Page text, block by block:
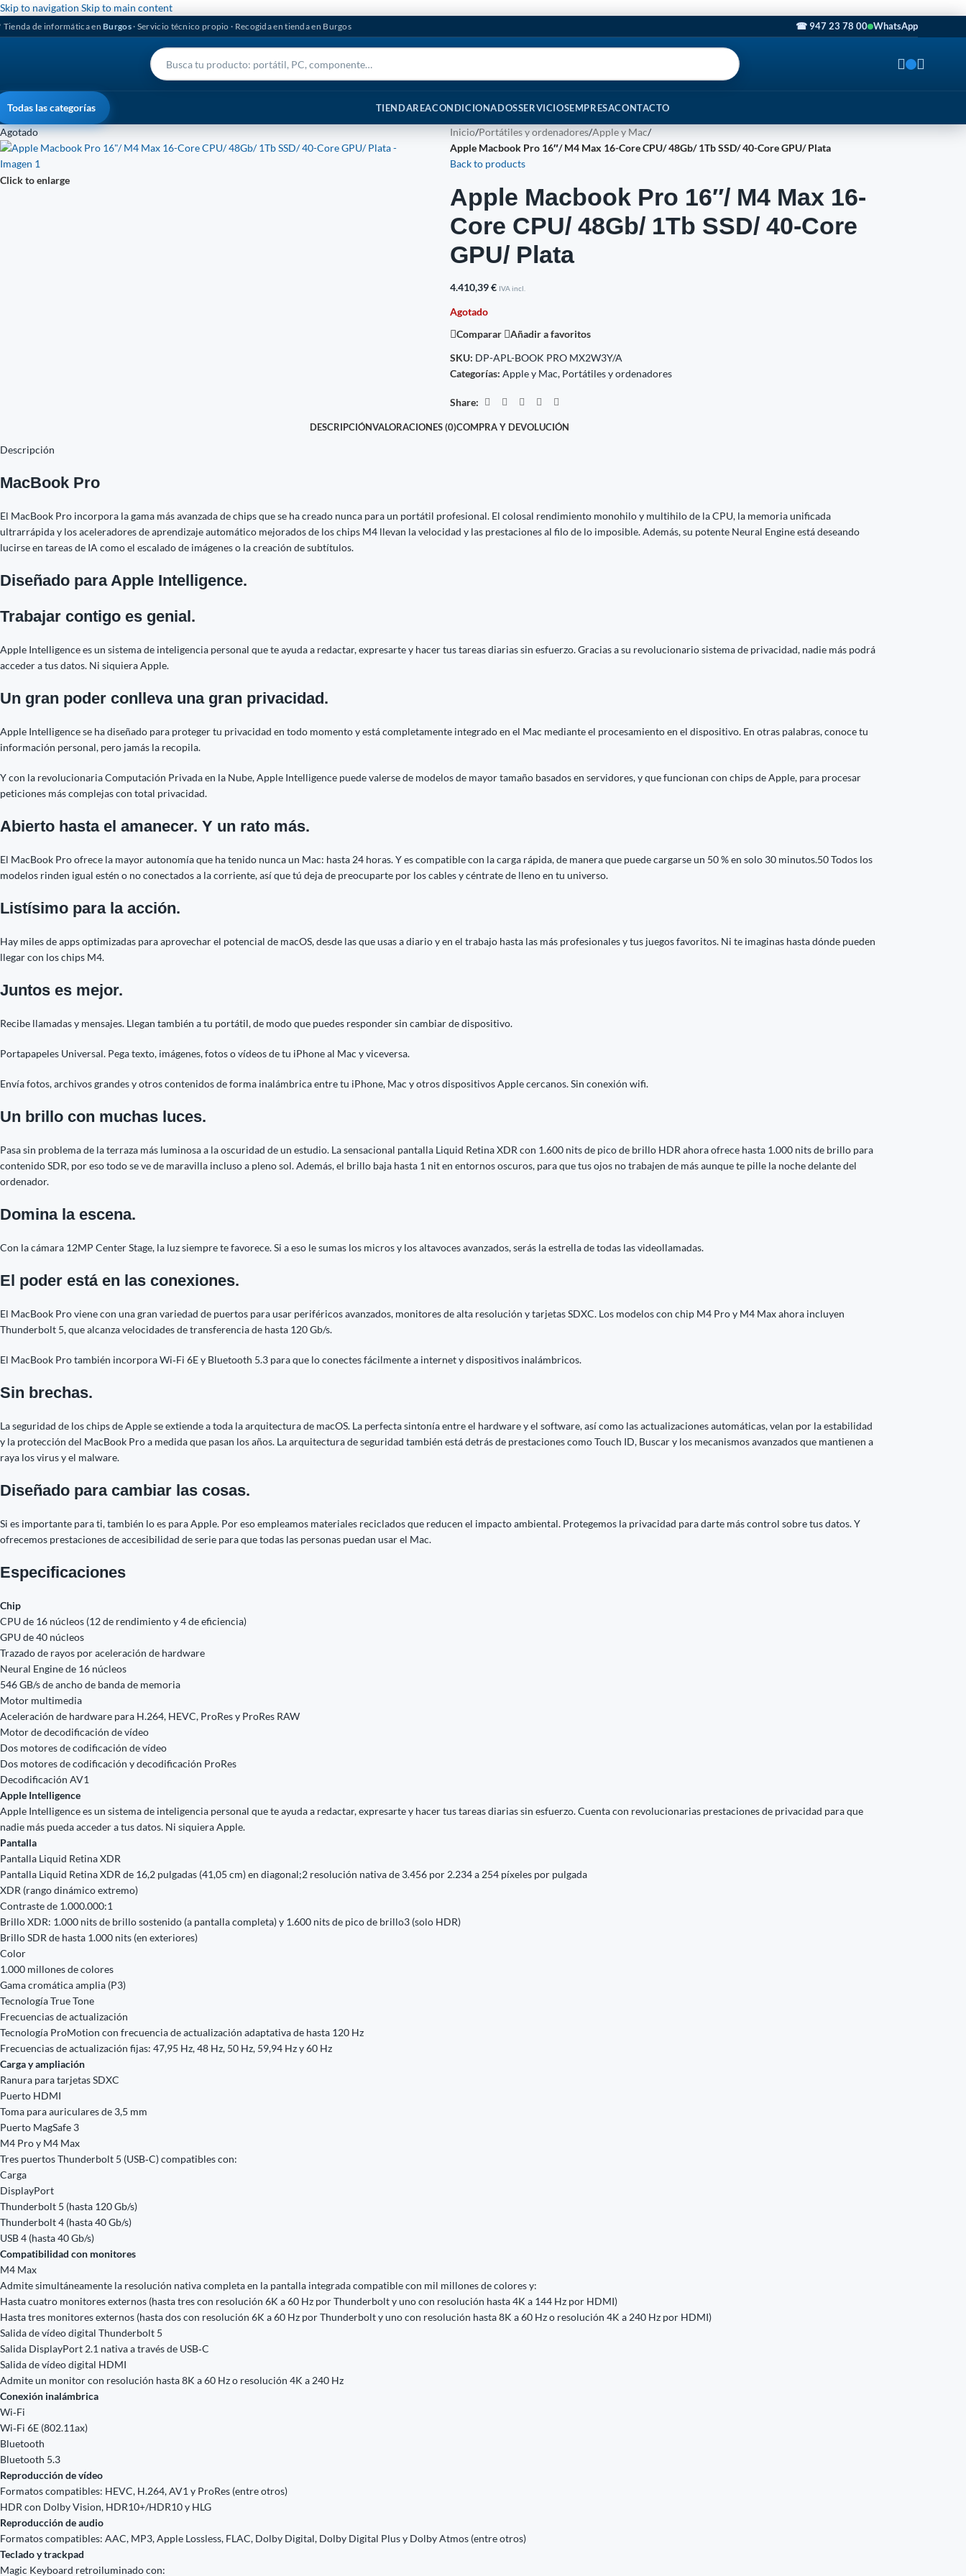
Skip to navigation Skip to main content
Tienda de informática en Burgos· Servicio técnico propio · Recogida en tienda en Burgos ☎ 947 23 78 00 WhatsApp
Todas las categorías TIENDAREACONDICIONADOSSERVICIOSEMPRESACONTACTO
Agotado
Click to enlarge
Inicio/Portátiles y ordenadores/Apple y Mac/
Apple Macbook Pro 16″/ M4 Max 16-Core CPU/ 48Gb/ 1Tb SSD/ 40-Core GPU/ Plata
Back to products
Apple Macbook Pro 16″/ M4 Max 16-
Core CPU/ 48Gb/ 1Tb SSD/ 40-Core
GPU/ Plata
4.410,39€ IVA incl.
Agotado
Comparar
Añadir a favoritos
SKU: DP-APL-BOOK PRO MX2W3Y/A
Categorías: Apple y Mac, Portátiles y ordenadores
Share:
DESCRIPCIÓNVALORACIONES (0)COMPRA Y DEVOLUCIÓN
Descripción
MacBook Pro
El MacBook Pro incorpora la gama más avanzada de chips que se ha creado nunca para un portátil profesional. El colosal rendi­miento monohilo y multihilo de la CPU, la memoria unificada
ultrarrápida y los aceleradores de aprendizaje automático mejorados de los chips M4 llevan la velocidad y las prestaciones al filo de lo imposible. Además, su potente Neural Engine está deseando
lucirse en tareas de IA como el escalado de imágenes o la creación de subtítulos.
Diseñado para Apple Intelligence.
Trabajar contigo es genial.
Apple Intelligence es un sistema de inteligencia personal que te ayuda a redactar, expresarte y hacer tus tareas diarias sin esfuerzo. Gracias a su revolucionario sistema de privacidad, nadie más podrá
acceder a tus datos. Ni siquiera Apple.
Un gran poder conlleva una gran privacidad.
Apple Intelligence se ha diseñado para proteger tu privacidad en todo momento y está completamente integrado en el Mac mediante el procesamiento en el dispositivo. En otras palabras, conoce tu
información personal, pero jamás la recopila.
Y con la revolucionaria Computación Privada en la Nube, Apple Intelligence puede valerse de modelos de mayor tamaño basados en servidores, y que funcionan con chips de Apple, para procesar
peticiones más complejas con total privacidad.
Abierto hasta el amanecer. Y un rato más.
El MacBook Pro ofrece la mayor autonomía que ha tenido nunca un Mac: hasta 24 horas. Y es compatible con la carga rápida, de manera que puede cargarse un 50 % en solo 30 minutos.50 Todos los
modelos rinden igual estén o no conectados a la corriente, así que tú deja de preocuparte por los cables y céntrate de lleno en tu universo.
Listísimo para la acción.
Hay miles de apps optimizadas para aprovechar el potencial de macOS, desde las que usas a diario y en el trabajo hasta las más profesionales y tus juegos favoritos. Ni te imaginas hasta dónde pueden
llegar con los chips M4.
Juntos es mejor.
Recibe llamadas y mensajes. Llegan también a tu portátil, de modo que puedes responder sin cambiar de dispositivo.
Portapapeles Universal. Pega texto, imágenes, fotos o vídeos de tu iPhone al Mac y viceversa.
Envía fotos, archivos grandes y otros contenidos de forma inalámbrica entre tu iPhone, Mac y otros dispositivos Apple cercanos. Sin conexión wifi.
Un brillo con muchas luces.
Pasa sin problema de la terraza más luminosa a la oscuridad de un estudio. La sensacional pantalla Liquid Retina XDR con 1.600 nits de pico de brillo HDR ahora ofrece hasta 1.000 nits de brillo para
contenido SDR, por eso todo se ve de maravilla incluso a pleno sol. Además, el brillo baja hasta 1 nit en entornos oscuros, para que tus ojos no trabajen de más aunque te pille la noche delante del
ordenador.
Domina la escena.
Con la cámara 12MP Center Stage, la luz siempre te favorece. Si a eso le sumas los micros y los altavoces avanzados, serás la estrella de todas las videollamadas.
El poder está en las conexiones.
El MacBook Pro viene con una gran variedad de puertos para usar periféricos avanzados, monitores de alta resolución y tarjetas SDXC. Los modelos con chip M4 Pro y M4 Max ahora incluyen
Thunderbolt 5, que alcanza velocidades de transferencia de hasta 120 Gb/s.
El MacBook Pro también incorpora Wi‑Fi 6E y Bluetooth 5.3 para que lo conectes fácilmente a internet y dispositivos inalámbricos.
Sin brechas.
La seguridad de los chips de Apple se extiende a toda la arquitectura de macOS. La perfecta sintonía entre el hardware y el software, así como las actualizaciones automáticas, velan por la estabilidad
y la protección del MacBook Pro a medida que pasan los años. La arquitectura de seguridad también está detrás de prestaciones como Touch ID, Buscar y los mecanismos avanzados que mantienen a
raya los virus y el malware.
Diseñado para cambiar las cosas.
Si es importante para ti, también lo es para Apple. Por eso empleamos materiales reciclados que reducen el impacto ambiental. Protegemos la privacidad para darte más control sobre tus datos. Y
ofrecemos prestaciones de accesibilidad de serie para que todas las personas puedan usar el Mac.
Especificaciones
Chip
CPU de 16 núcleos (12 de rendimiento y 4 de eficiencia)
GPU de 40 núcleos
Trazado de rayos por aceleración de hardware
Neural Engine de 16 núcleos
546 GB/s de ancho de banda de memoria
Motor multimedia
Aceleración de hardware para H.264, HEVC, ProRes y ProRes RAW
Motor de decodificación de vídeo
Dos motores de codificación de vídeo
Dos motores de codificación y decodificación ProRes
Decodificación AV1
Apple Intelligence
Apple Intelligence es un sistema de inteligencia personal que te ayuda a redactar, expresarte y hacer tus tareas diarias sin esfuerzo. Cuenta con revolucionarias prestaciones de privacidad para que
nadie más pueda acceder a tus datos. Ni siquiera Apple.
Pantalla
Pantalla Liquid Retina XDR
Pantalla Liquid Retina XDR de 16,2 pulgadas (41,05 cm) en diagonal;2 resolución nativa de 3.456 por 2.234 a 254 píxeles por pulgada
XDR (rango dinámico extremo)
Contraste de 1.000.000:1
Brillo XDR: 1.000 nits de brillo sostenido (a pantalla completa) y 1.600 nits de pico de brillo3 (solo HDR)
Brillo SDR de hasta 1.000 nits (en exteriores)
Color
1.000 millones de colores
Gama cromática amplia (P3)
Tecnología True Tone
Frecuencias de actualización
Tecnología ProMotion con frecuencia de actualización adaptativa de hasta 120 Hz
Frecuencias de actualización fijas: 47,95 Hz, 48 Hz, 50 Hz, 59,94 Hz y 60 Hz
Carga y ampliación
Ranura para tarjetas SDXC
Puerto HDMI
Toma para auriculares de 3,5 mm
Puerto MagSafe 3
M4 Pro y M4 Max
Tres puertos Thunderbolt 5 (USB‑C) compatibles con:
Carga
DisplayPort
Thunderbolt 5 (hasta 120 Gb/s)
Thunderbolt 4 (hasta 40 Gb/s)
USB 4 (hasta 40 Gb/s)
Compati­bilidad con monitores
M4 Max
Admite simultáneamente la resolución nativa completa en la pantalla integrada compatible con mil millones de colores y:
Hasta cuatro monitores externos (hasta tres con resolución 6K a 60 Hz por Thunderbolt y uno con resolución hasta 4K a 144 Hz por HDMI)
Hasta tres monitores externos (hasta dos con resolución 6K a 60 Hz por Thunderbolt y uno con resolución hasta 8K a 60 Hz o resolución 4K a 240 Hz por HDMI)
Salida de vídeo digital Thunderbolt 5
Salida DisplayPort 2.1 nativa a través de USB‑C
Salida de vídeo digital HDMI
Admite un monitor con resolución hasta 8K a 60 Hz o resolución 4K a 240 Hz
Conexión inalámbrica
Wi‑Fi
Wi‑Fi 6E (802.11ax)
Bluetooth
Bluetooth 5.3
Reproducción de vídeo
Formatos compatibles: HEVC, H.264, AV1 y ProRes (entre otros)
HDR con Dolby Vision, HDR10+/HDR10 y HLG
Reproducción de audio
Formatos compatibles: AAC, MP3, Apple Lossless, FLAC, Dolby Digital, Dolby Digital Plus y Dolby Atmos (entre otros)
Teclado y trackpad
Magic Keyboard retroiluminado con: